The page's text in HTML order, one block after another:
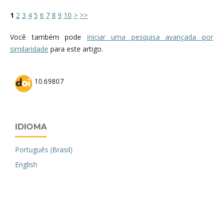
1 2 3 4 5 6 7 8 9 10 > >>
Você também pode iniciar uma pesquisa avançada por
similaridade para este artigo.
10.69807
IDIOMA
Português (Brasil)
English